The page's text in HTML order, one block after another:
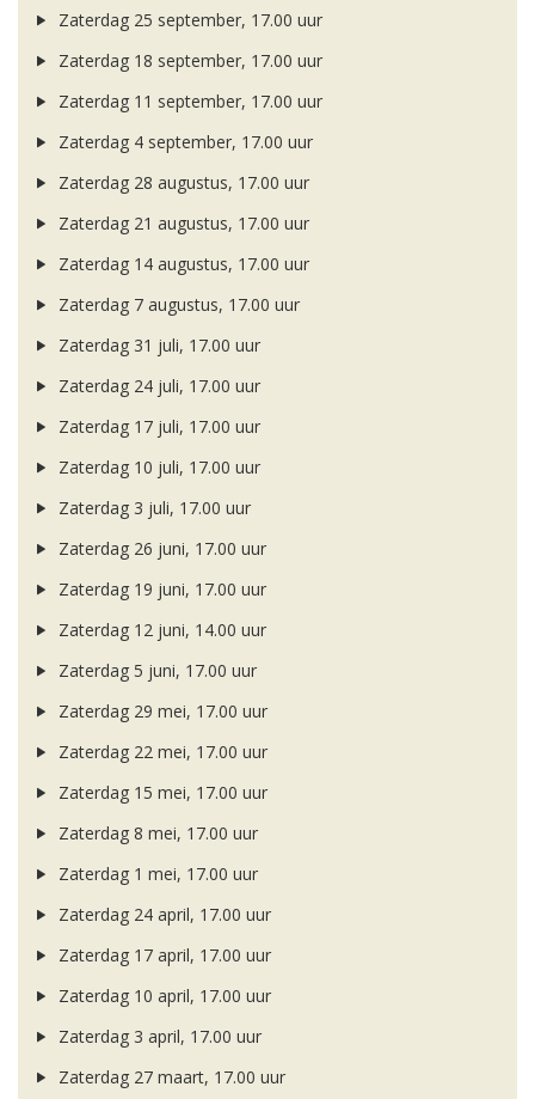
Zaterdag 25 september, 17.00 uur
Zaterdag 18 september, 17.00 uur
Zaterdag 11 september, 17.00 uur
Zaterdag 4 september, 17.00 uur
Zaterdag 28 augustus, 17.00 uur
Zaterdag 21 augustus, 17.00 uur
Zaterdag 14 augustus, 17.00 uur
Zaterdag 7 augustus, 17.00 uur
Zaterdag 31 juli, 17.00 uur
Zaterdag 24 juli, 17.00 uur
Zaterdag 17 juli, 17.00 uur
Zaterdag 10 juli, 17.00 uur
Zaterdag 3 juli, 17.00 uur
Zaterdag 26 juni, 17.00 uur
Zaterdag 19 juni, 17.00 uur
Zaterdag 12 juni, 14.00 uur
Zaterdag 5 juni, 17.00 uur
Zaterdag 29 mei, 17.00 uur
Zaterdag 22 mei, 17.00 uur
Zaterdag 15 mei, 17.00 uur
Zaterdag 8 mei, 17.00 uur
Zaterdag 1 mei, 17.00 uur
Zaterdag 24 april, 17.00 uur
Zaterdag 17 april, 17.00 uur
Zaterdag 10 april, 17.00 uur
Zaterdag 3 april, 17.00 uur
Zaterdag 27 maart, 17.00 uur